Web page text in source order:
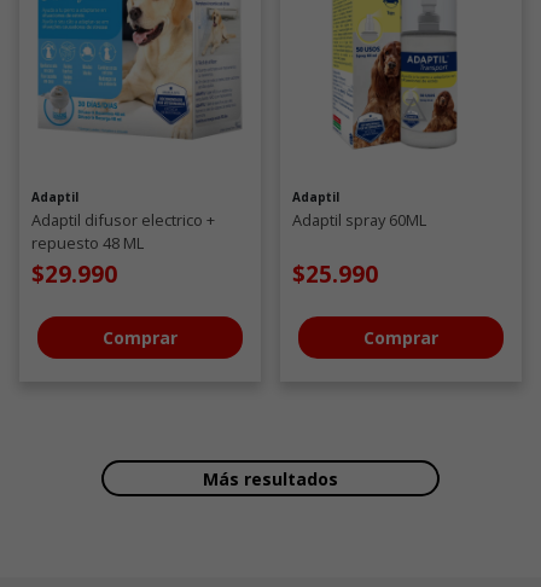
Adaptil
Adaptil difusor electrico +
repuesto 48 ML
$29.990
Comprar
Adaptil
Adaptil spray 60ML
$25.990
Comprar
Más resultados